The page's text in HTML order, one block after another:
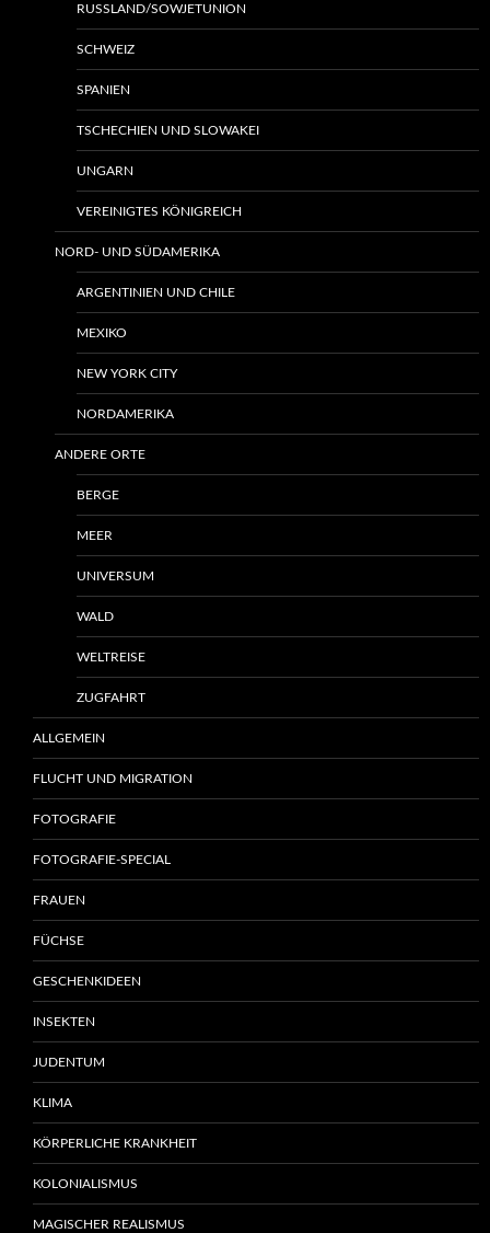
RUSSLAND/SOWJETUNION
SCHWEIZ
SPANIEN
TSCHECHIEN UND SLOWAKEI
UNGARN
VEREINIGTES KÖNIGREICH
NORD- UND SÜDAMERIKA
ARGENTINIEN UND CHILE
MEXIKO
NEW YORK CITY
NORDAMERIKA
ANDERE ORTE
BERGE
MEER
UNIVERSUM
WALD
WELTREISE
ZUGFAHRT
ALLGEMEIN
FLUCHT UND MIGRATION
FOTOGRAFIE
FOTOGRAFIE-SPECIAL
FRAUEN
FÜCHSE
GESCHENKIDEEN
INSEKTEN
JUDENTUM
KLIMA
KÖRPERLICHE KRANKHEIT
KOLONIALISMUS
MAGISCHER REALISMUS